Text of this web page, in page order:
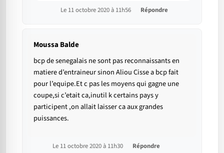
Le 11 octobre 2020 à 11h56 Répondre
Moussa Balde
bcp de senegalais ne sont pas reconnaissants en
matiere d’entraineur sinon Aliou Cisse a bcp fait
pour l’equipe.Et c pas les moyens qui gagne une
coupe,si c’etait ca,inutil k certains pays y
participent ,on allait laisser ca aux grandes
puissances.
Le 11 octobre 2020 à 11h30 Répondre